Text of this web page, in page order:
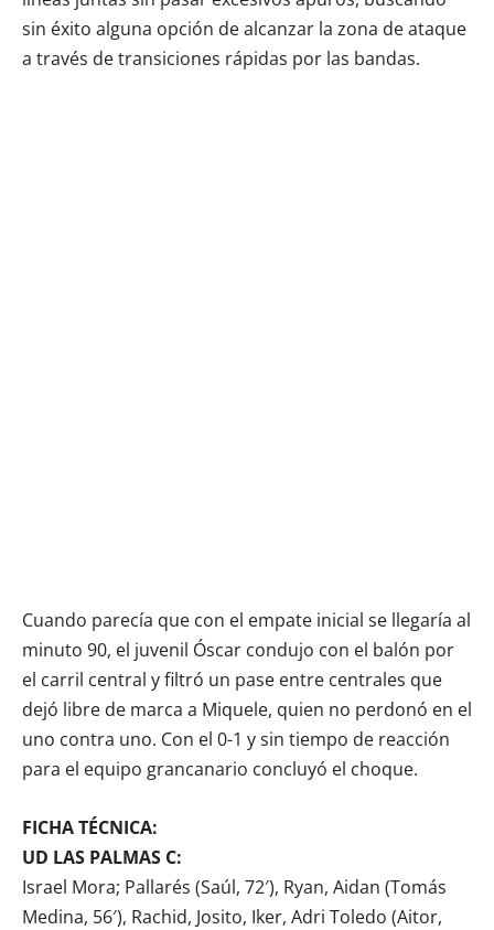
sin éxito alguna opción de alcanzar la zona de ataque
a través de transiciones rápidas por las bandas.
Cuando parecía que con el empate inicial se llegaría al
minuto 90, el juvenil Óscar condujo con el balón por
el carril central y filtró un pase entre centrales que
dejó libre de marca a Miquele, quien no perdonó en el
uno contra uno. Con el 0-1 y sin tiempo de reacción
para el equipo grancanario concluyó el choque.
FICHA TÉCNICA:
UD LAS PALMAS C:
Israel Mora; Pallarés (Saúl, 72′), Ryan, Aidan (Tomás
Medina, 56′), Rachid, Josito, Iker, Adri Toledo (Aitor,